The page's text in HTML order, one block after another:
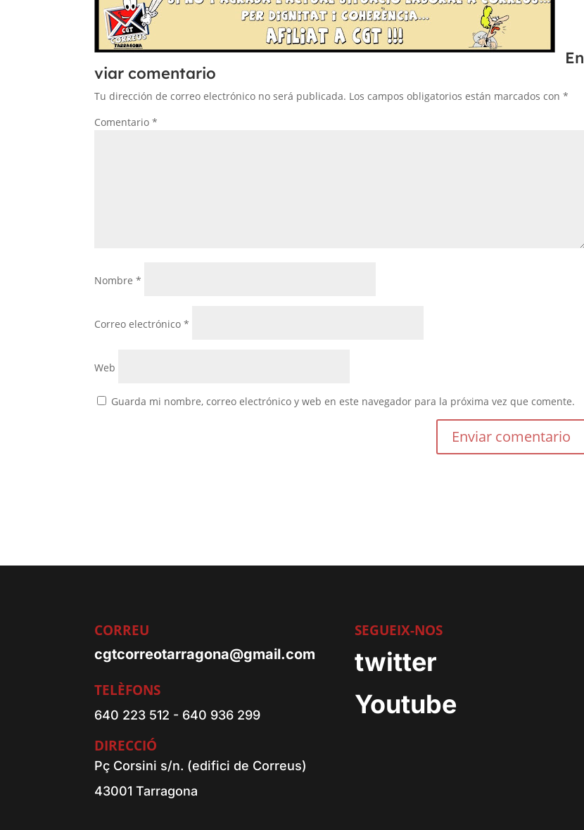
En
viar comentario
Tu dirección de correo electrónico no será publicada. Los campos obligatorios están marcados con*
Comentario*
Nombre*
Correo electrónico*
Web
Guarda mi nombre, correo electrónico y web en este navegador para la próxima vez que comente.
CORREU
cgtcorreotarragona@gmail.com
TELÈFONS
640 223 512 - 640 936 299
DIRECCIÓ
Pç Corsini s/n. (edifici de Correus)
43001 Tarragona
SEGUEIX-NOS
twitter
Youtube